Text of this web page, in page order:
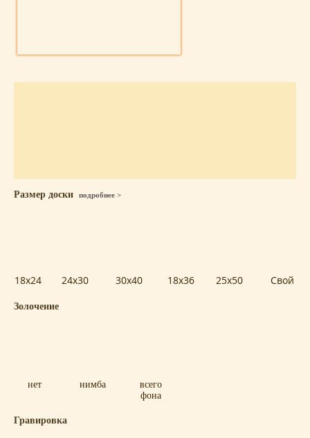
Размер доски подробнее >
18x24 24x30 30x40 18x36 25x50 Свой
Золочение
нет нимба
всего
фона
Гравировка